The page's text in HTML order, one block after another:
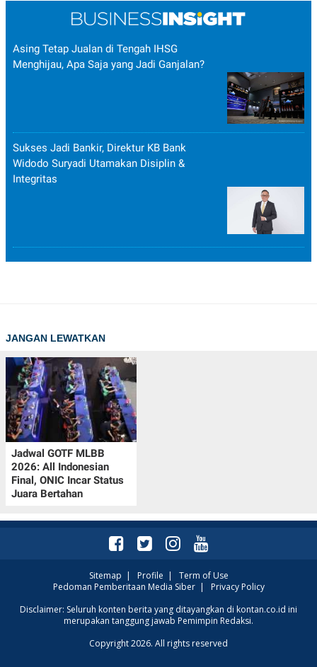
Asing Tetap Jualan di Tengah IHSG
Menghijau, Apa Saja yang Jadi Ganjalan?
Sukses Jadi Bankir, Direktur KB Bank
Widodo Suryadi Utamakan Disiplin &
Integritas
JANGAN LEWATKAN
Jadwal GOTF MLBB
2026: All Indonesian
Final, ONIC Incar Status
Juara Bertahan
Sitemap Profile
Term of Use
Pedoman Pemberitaan Media Siber| Privacy Policy
Disclaimer: Seluruh konten berita yang ditayangkan di kontan.co.id ini
merupakan tanggung jawab Pemimpin Redaksi.
Copyright 2026. All rights reserved